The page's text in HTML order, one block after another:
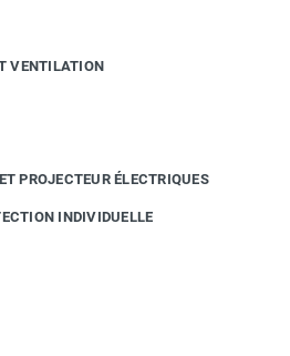
VENTILATION
PROJECTEUR ÉLECTRIQUES
INDIVIDUELLE